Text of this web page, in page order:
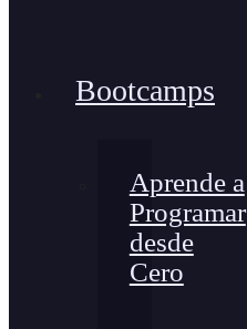
Bootcamps
Aprende a
Programar
desde
Cero